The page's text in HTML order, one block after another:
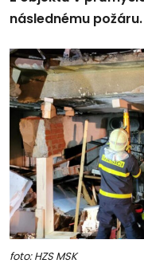
následnému požáru.
foto: HZS MSK